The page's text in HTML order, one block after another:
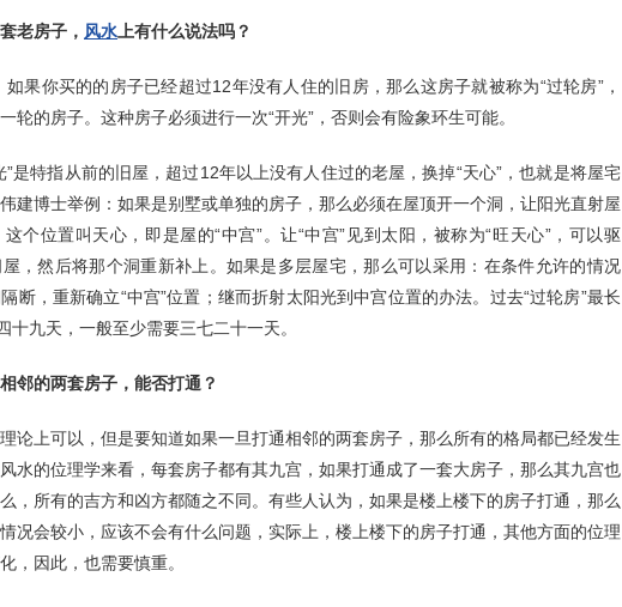
老房子， 风水 上有什么说法吗？
果你买的的房子已经超过12年没有人住的旧房，那么这房子就被称为“过轮房”，
轮的房子。这种房子必须进行一次“开光”，否则会有险象环生可能。
”是特指从前的旧屋，超过12年以上没有人住过的老屋，换掉“天心”，也就是将屋宅
建博士举例：如果是别墅或单独的房子，那么必须在屋顶开一个洞，让阳光直射屋
个位置叫天心，即是屋的“中宫”。让“中宫”见到太阳，被称为“旺天心”，可以驱
，然后将那个洞重新补上。如果是多层屋宅，那么可以采用：在条件允许的情况
断，重新确立“中宫”位置；继而折射太阳光到中宫位置的办法。过去“过轮房”最长
十九天，一般至少需要三七二十一天。
邻的两套房子，能否打通？
论上可以，但是要知道如果一旦打通相邻的两套房子，那么所有的格局都已经发生
水的位理学来看，每套房子都有其九宫，如果打通成了一套大房子，那么其九宫也
，所有的吉方和凶方都随之不同。有些人认为，如果是楼上楼下的房子打通，那么
况会较小，应该不会有什么问题，实际上，楼上楼下的房子打通，其他方面的位理
，因此，也需要慎重。